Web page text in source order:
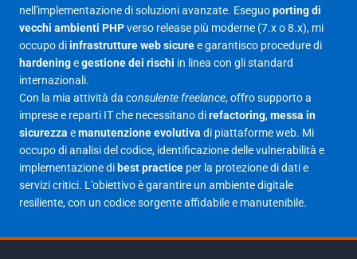
nell'implementazione di soluzioni avanzate. Eseguoporting di
vecchi ambienti PHPverso release più moderne (7.x o 8.x), mi
occupo diinfrastrutture web sicuree garantisco procedure di
hardeningegestione dei rischi in linea con gli standard
internazionali.
Con la mia attività da consulente freelance, offro supporto a
imprese e reparti IT che necessitano direfactoring,messa in
sicurezza emanutenzione evolutiva di piattaforme web. Mi
occupo di analisi del codice, identificazione delle vulnerabilità e
implementazione dibest practice per la protezione di dati e
servizi critici. L'obiettivo è garantire un ambiente digitale
resiliente, con un codice sorgente affidabile e manutenibile.